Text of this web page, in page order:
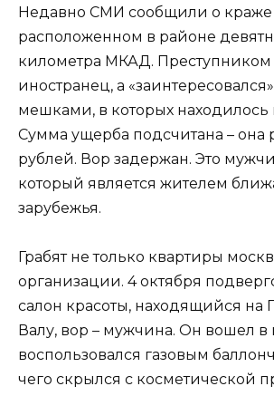
Недавно СМИ сообщили о краже
расположенном в районе
километра МКАД. Преступником
иностранец, а
мешками, в которых находилось
Сумма ущерба подсчитана – она
рублей. Вор задержан. Это
который является жителем
зарубежья.
Грабят не только квартиры
организации. 4 октября
салон красоты, находящийся на
Валу, вор – мужчина. Он вошел
воспользовался газовым
чего скрылся с косметической